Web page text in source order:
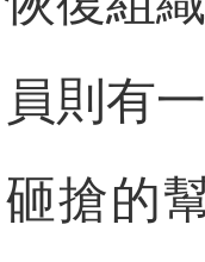
員則有
砸搶的